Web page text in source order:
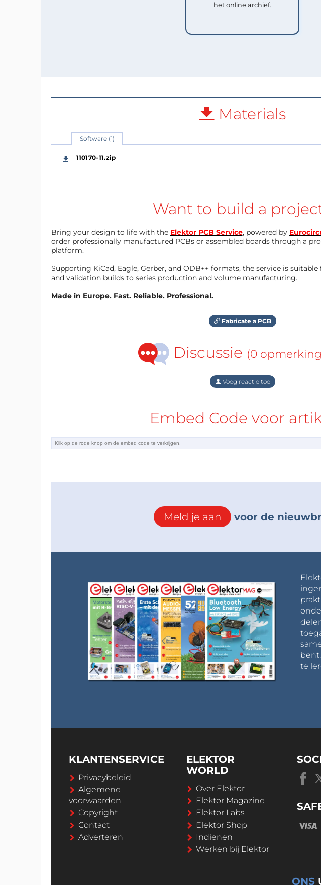
het online archief.
Materials
Software (1)
110170-11.zip
Want to build a
Bring your design to life with the Elektor PCB Service, powered by
order professionally manufactured PCBs or assembled boards through a
platform.
Supporting KiCad, Eagle, Gerber, and ODB++ formats, the service is
and validation builds to series production and volume manufacturing.
Made in Europe. Fast. Reliable. Professional.
Fabricate a PCB
Discussie (0
Voeg reactie toe
Embed Code voor
Meld je aan voor de
te
KLANTENSERVICE
Privacybeleid
Algemene
voorwaarden
Copyright
Contact
Adverteren
ELEKTOR
WORLD
Over Elektor
Elektor Magazine
Elektor Labs
Elektor Shop
Indienen
Werken bij Elektor
ONS